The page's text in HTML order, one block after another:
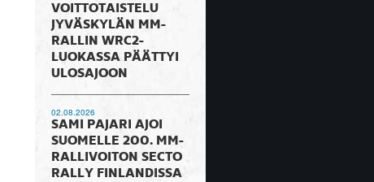
VOITTOTAISTELU
JYVÄSKYLÄN MM-
RALLIN WRC2-
LUOKASSA PÄÄTTYI
ULOSAJOON
02.08.2026
SAMI PAJARI AJOI
SUOMELLE 200. MM-
RALLIVOITON SECTO
RALLY FINLANDISSA